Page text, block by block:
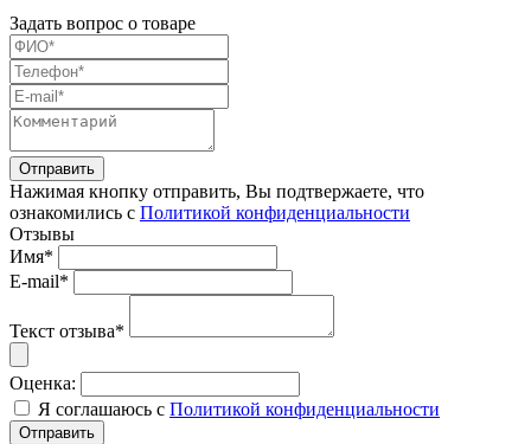
Задать вопрос о товаре
Нажимая кнопку отправить, Вы подтвержаете, что
ознакомились с Политикой конфиденциальности
Отзывы
Имя*
E-mail*
Текст отзыва*
Оценка:
Я соглашаюсь с Политикой конфиденциальности